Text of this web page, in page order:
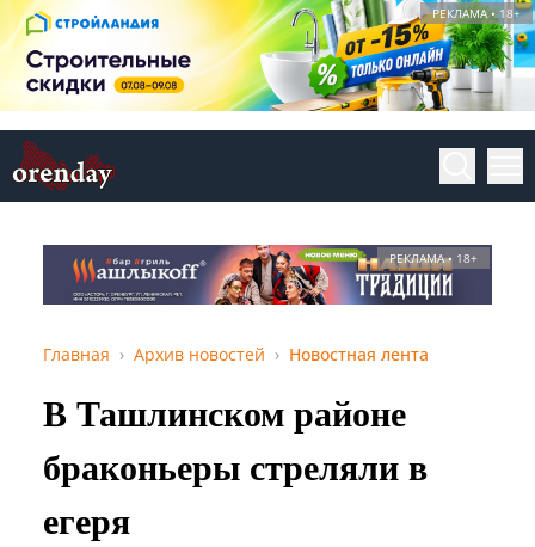
РЕКЛАМА • 18+
РЕКЛАМА • 18+
Главная Архив новостей Новостная лента
В Ташлинском районе
браконьеры стреляли в
егеря